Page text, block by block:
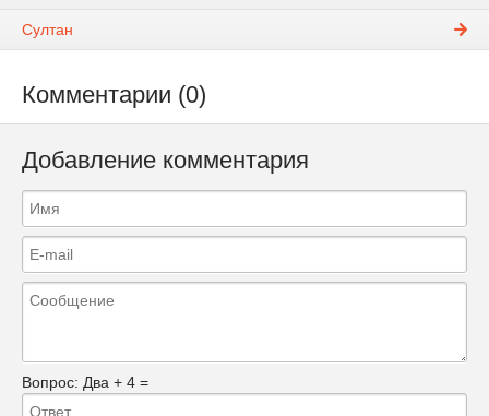
Султан
Комментарии (0)
Добавление комментария
Вопрос: Два + 4 =